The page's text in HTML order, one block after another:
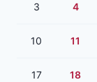
3 4
10 11
17 18